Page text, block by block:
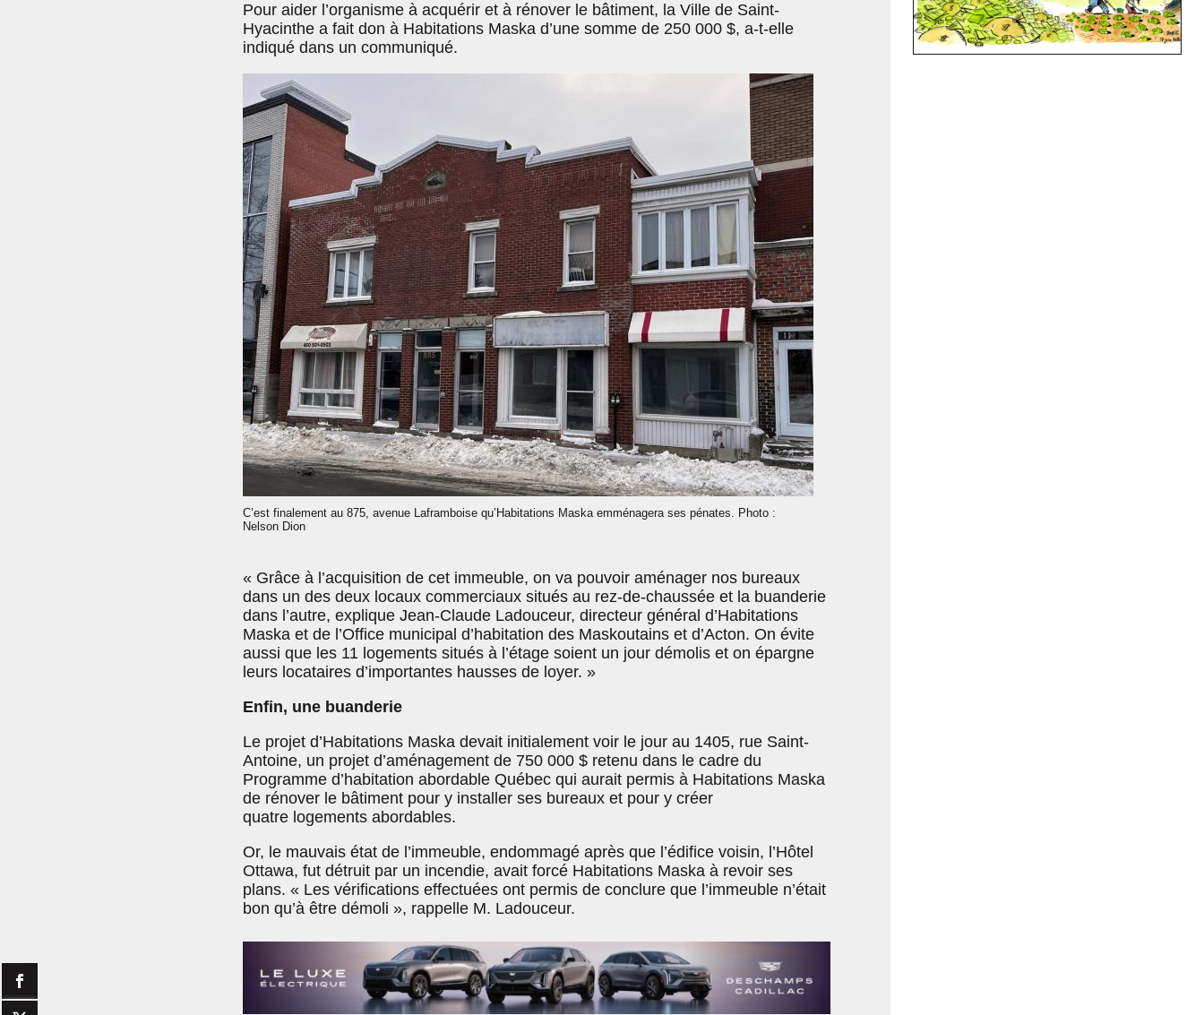
Pour aider l’organisme à acquérir et à rénover le bâtiment, la Ville de Saint-
Hyacinthe a fait don à Habitations Maska d’une somme de 250 000 $, a-t-elle
indiqué dans un communiqué.
C’est finalement au 875, avenue Laframboise qu’Habitations Maska emménagera ses pénates. Photo :
Nelson Dion
« Grâce à l’acquisition de cet immeuble, on va pouvoir aménager nos bureaux
dans un des deux locaux commerciaux situés au rez-de-chaussée et la buanderie
dans l’autre, explique Jean-Claude Ladouceur, directeur général d’Habitations
Maska et de l’Office municipal d’habitation des Maskoutains et d’Acton. On évite
aussi que les 11 logements situés à l’étage soient un jour démolis et on épargne
leurs locataires d’importantes hausses de loyer. »
Enfin, une buanderie
Le projet d’Habitations Maska devait initialement voir le jour au 1405, rue Saint-
Antoine, un projet d’aménagement de 750 000 $ retenu dans le cadre du
Programme d’habitation abordable Québec qui aurait permis à Habitations Maska
de rénover le bâtiment pour y installer ses bureaux et pour y créer
quatre logements abordables.
Or, le mauvais état de l’immeuble, endommagé après que l’édifice voisin, l’Hôtel
Ottawa, fut détruit par un incendie, avait forcé Habitations Maska à revoir ses
plans. « Les vérifications effectuées ont permis de conclure que l’immeuble n’était
bon qu’à être démoli », rappelle M. Ladouceur.